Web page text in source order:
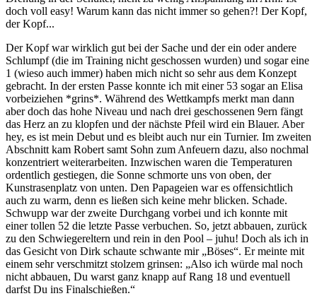
doch voll easy! Warum kann das nicht immer so gehen?! Der Kopf,
der Kopf...
Der Kopf war wirklich gut bei der Sache und der ein oder andere
Schlumpf (die im Training nicht geschossen wurden) und sogar eine
1 (wieso auch immer) haben mich nicht so sehr aus dem Konzept
gebracht. In der ersten Passe konnte ich mit einer 53 sogar an Elisa
vorbeiziehen *grins*. Während des Wettkampfs merkt man dann
aber doch das hohe Niveau und nach drei geschossenen 9ern fängt
das Herz an zu klopfen und der nächste Pfeil wird ein Blauer. Aber
hey, es ist mein Debut und es bleibt auch nur ein Turnier. Im zweiten
Abschnitt kam Robert samt Sohn zum Anfeuern dazu, also nochmal
konzentriert weiterarbeiten. Inzwischen waren die Temperaturen
ordentlich gestiegen, die Sonne schmorte uns von oben, der
Kunstrasenplatz von unten. Den Papageien war es offensichtlich
auch zu warm, denn es ließen sich keine mehr blicken. Schade.
Schwupp war der zweite Durchgang vorbei und ich konnte mit
einer tollen 52 die letzte Passe verbuchen. So, jetzt abbauen, zurück
zu den Schwiegereltern und rein in den Pool – juhu! Doch als ich in
das Gesicht von Dirk schaute schwante mir „Böses“. Er meinte mit
einem sehr verschmitzt stolzem grinsen: „Also ich würde mal noch
nicht abbauen, Du warst ganz knapp auf Rang 18 und eventuell
darfst Du ins Finalschießen.“